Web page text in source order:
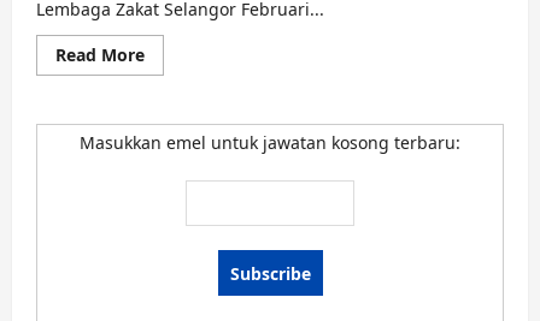
Lembaga Zakat Selangor Februari...
Read MoreRead
more
Kosong
Lembaga
Zakat
Februari
Masukkan emel untuk jawatan kosong terbaru: